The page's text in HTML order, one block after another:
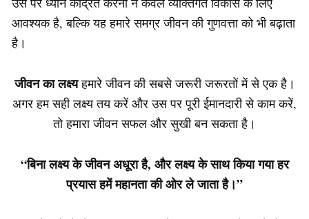
आवश्यक है, बल्कि यह हमारे समग्र जीवन की गुणवत्ता को भी बढ़ाता
है।
जीवन का लक्ष्यहमारे जीवन की सबसे जरूरी जरूरतों में से एक है।
अगर हम सही लक्ष्य तय करें और उस पर पूरी ईमानदारी से काम करें,
तो हमारा जीवन सफल और सुखी बन सकता है।
“बिना लक्ष्य के जीवन अधूरा है, और लक्ष्य के साथ किया गया हर
प्रयास हमें महानता की ओर ले जाता है।”